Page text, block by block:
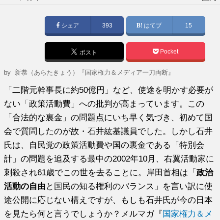
稿
シェア 393 はてブ 15
ポスト Pocket
by 新恭（あらたきょう）『国家権力＆メディア一刀両断』
「二階元幹事長に約50億円」など、使途を明かす必要が
ない「政策活動費」への批判が高まっています。この
「合法的な裏金」の問題点にいち早く気づき、初めて国
会で質問したのが故・石井紘基議員でした。しかし石井
氏は、自民党の政策活動費や国の裏金である「特別会
計」の問題を追及する最中の2002年10月、右翼活動家に
刺殺され61歳でこの世を去ることに。岸田首相は「政治
活動の自由 と国民の知る権利のバランス」を言い訳に使
途公開に応じない構えですが、もしも石井氏が今の日本
を見たら何と言うでしょうか？メルマガ『 国家権力＆メ